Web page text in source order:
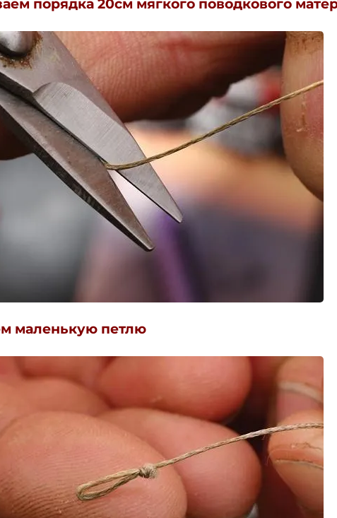
порядка 20см мягкого поводкового
маленькую петлю